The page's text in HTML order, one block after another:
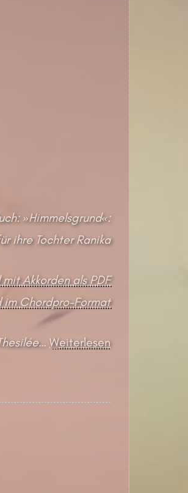
»Himmelsgrund«:
ihre Tochter Ranika
mit Akkorden als PDF
im Chordpro-Format
… Weiterlesen